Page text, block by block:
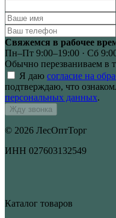
Свяжемся в рабочее
Пн–Пт 9:00–19:00 · Сб
Обычно перезваниваем в
Я даю согласие на
подтверждаю, что
персональных данных.
Жду звонка
© 2026 ЛесОптТорг
ИНН 027603132549
Каталог товаров